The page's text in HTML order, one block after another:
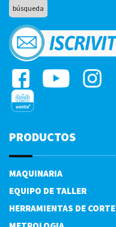
PRODUCTOS
MAQUINARIA
EQUIPO DE TALLER
HERRAMIENTAS DE CORTE